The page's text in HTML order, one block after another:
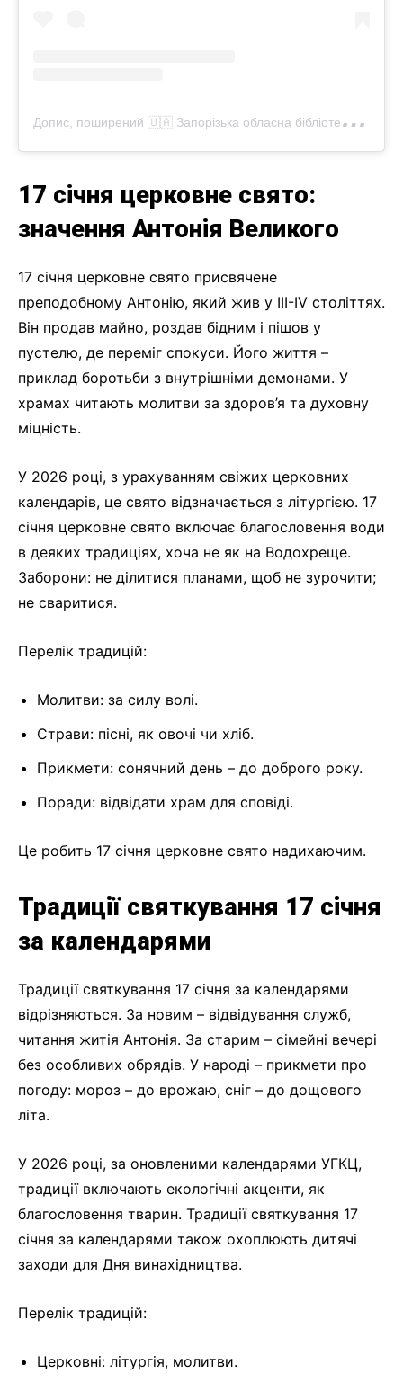
Д
опис, поширений 🇺🇦 Запорізька обласна бібліотека 🇺🇦 (@zounb_zp)
17 січня церковне свято:
значення Антонія Великого
17 січня церковне свято присвячене
преподобному Антонію, який жив у III-IV століттях.
Він продав майно, роздав бідним і пішов у
пустелю, де переміг спокуси. Його життя –
приклад боротьби з внутрішніми демонами. У
храмах читають молитви за здоров’я та духовну
міцність.
У 2026 році, з урахуванням свіжих церковних
календарів, це свято відзначається з літургією. 17
січня церковне свято включає благословення води
в деяких традиціях, хоча не як на Водохреще.
Заборони: не ділитися планами, щоб не зурочити;
не сваритися.
Перелік традицій:
Молитви: за силу волі.
Страви: пісні, як овочі чи хліб.
Прикмети: сонячний день – до доброго року.
Поради: відвідати храм для сповіді.
Це робить 17 січня церковне свято надихаючим.
Традиції святкування 17 січня
за календарями
Традиції святкування 17 січня за календарями
відрізняються. За новим – відвідування служб,
читання житія Антонія. За старим – сімейні вечері
без особливих обрядів. У народі – прикмети про
погоду: мороз – до врожаю, сніг – до дощового
літа.
У 2026 році, за оновленими календарями УГКЦ,
традиції включають екологічні акценти, як
благословення тварин. Традиції святкування 17
січня за календарями також охоплюють дитячі
заходи для Дня винахідництва.
Перелік традицій:
Церковні: літургія, молитви.